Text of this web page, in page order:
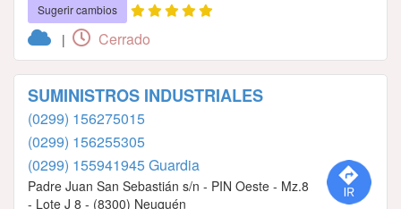
Sugerir cambios
| Cerrado
SUMINISTROS INDUSTRIALES
(0299) 156275015
(0299) 156255305
(0299) 155941945 Guardia
Padre Juan San Sebastián s/n - PIN Oeste - Mz.8
- Lote J 8 - (8300) Neuquén